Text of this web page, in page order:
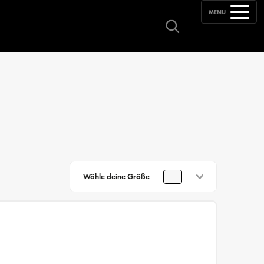
MENU
Wähle deine Größe